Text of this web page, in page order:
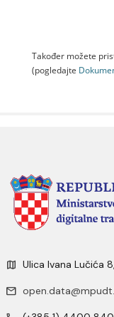
Također možete
(pogledajte